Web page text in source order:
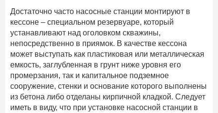
Достаточно часто насосные станции монтируют в
кессоне – специальном резервуаре, который
устанавливают над оголовком скважины,
непосредственно в приямок. В качестве кессона
может выступать как пластиковая или металлическая
емкость, заглубленная в грунт ниже уровня его
промерзания, так и капитальное подземное
сооружение, стенки и основание которого выполнены
из бетона либо отделаны кирпичной кладкой. Следует
иметь в виду, что при установке насосной станции в